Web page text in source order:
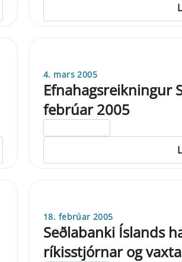
4. mars 2005
Efnahagsreikningur
febrúar 2005
18. febrúar 2005
Seðlabanki Íslands
ríkisstjórnar og